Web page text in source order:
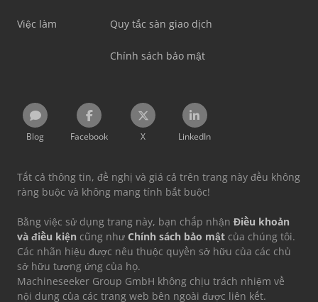
Việc làm Quy tắc sàn giao dịch
Chính sách bảo mật
Blog Facebook X LinkedIn
Tất cả thông tin, đề nghị và giá cả trên trang này đều không
ràng buộc và không mang tính bắt buộc!
Bằng việc sử dụng trang này, bạn chấp nhận Điều khoản
và điều kiện cũng như Chính sách bảo mật của chúng tôi.
Các nhãn hiệu được nêu thuộc quyền sở hữu của các chủ
sở hữu tương ứng của họ.
Machineseeker Group GmbH không chịu trách nhiệm về
nội dung của các trang web bên ngoài được liên kết.